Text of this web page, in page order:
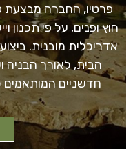
פרטיו, החברה מבצעת
חוץ ופנים, על פי תכנון
אדריכלית מובנית.
הבית, לאורך הבניה
חדשניים המותאמים